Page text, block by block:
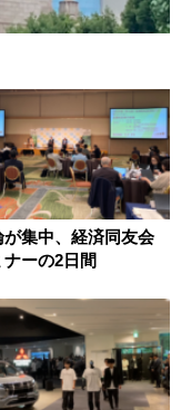
集中、経済同友会
ーの2日間